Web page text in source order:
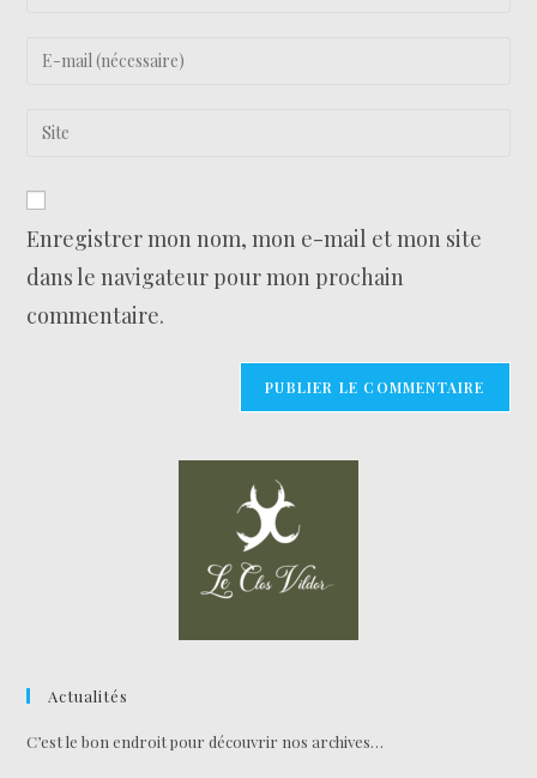
Enregistrer mon nom, mon e-mail et mon site
dans le navigateur pour mon prochain
commentaire.
Actualités
C’est le bon endroit pour découvrir nos archives…